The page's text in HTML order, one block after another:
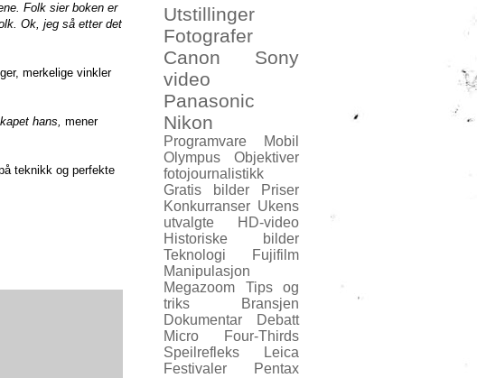
Folk sier boken er
Ok, jeg så etter det
merkelige vinkler
hans, mener
teknikk og perfekte
Utstillinger
Fotografer
Canon
Sony
video
Panasonic
Nikon
Programvare
Mobil
Olympus
Objektiver
fotojournalistikk
Gratis bilder
Priser
Konkurranser Ukens
utvalgte
HD-video
Historiske bilder
Teknologi
Fujifilm
Manipulasjon
Megazoom
Tips og
triks
Bransjen
Dokumentar
Debatt
Micro Four-Thirds
Speilrefleks
Leica
Festivaler
Pentax